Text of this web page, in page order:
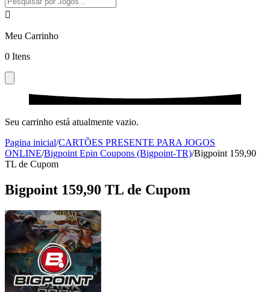
Meu Carrinho
0 Itens
Seu carrinho está atualmente vazio.
Pagina inicial/CARTÕES PRESENTE PARA JOGOS
ONLINE/Bigpoint Epin Coupons (Bigpoint-TR)/Bigpoint 159,90
TL de Cupom
Bigpoint 159,90 TL de Cupom